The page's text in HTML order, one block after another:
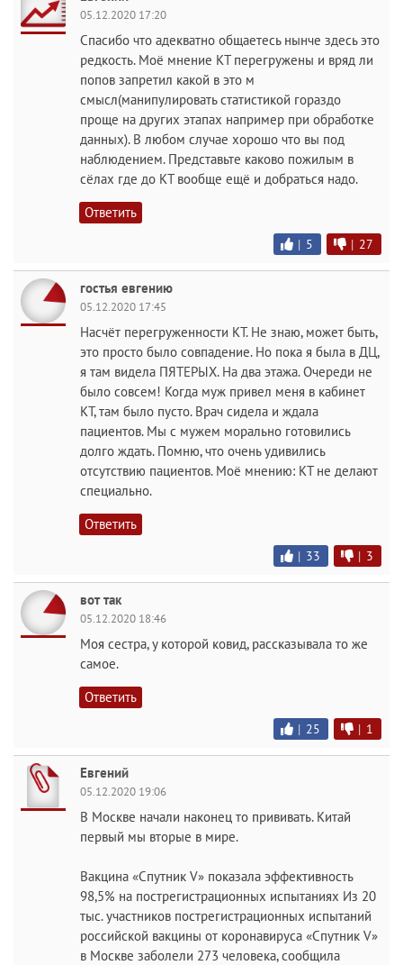
05.12.2020 17:20
Спасибо что адекватно общаетесь нынче здесь это
редкость. Моё мнение КТ перегружены и вряд ли
попов запретил какой в это м
смысл(манипулировать статистикой гораздо
проще на других этапах например при обработке
данных). В любом случае хорошо что вы под
наблюдением. Представьте каково пожилым в
сёлах где до КТ вообще ещё и добраться надо.
Ответить
| 5 | 27
гостья евгению
05.12.2020 17:45
Насчёт перегруженности КТ. Не знаю, может быть,
это просто было совпадение. Но пока я была в ДЦ,
я там видела ПЯТЕРЫХ. На два этажа. Очереди не
было совсем! Когда муж привел меня в кабинет
КТ, там было пусто. Врач сидела и ждала
пациентов. Мы с мужем морально готовились
долго ждать. Помню, что очень удивились
отсутствию пациентов. Моё мнению: КТ не делают
специально.
Ответить
| 33 | 3
вот так
05.12.2020 18:46
Моя сестра, у которой ковид, рассказывала то же
самое.
Ответить
| 25 | 1
Евгений
05.12.2020 19:06
В Москве начали наконец то прививать. Китай
первый мы вторые в мире.
Вакцина «Спутник V» показала эффективность
98,5% на пострегистрационных испытаниях Из 20
тыс. участников пострегистрационных испытаний
российской вакцины от коронавируса «Спутник V»
в Москве заболели 273 человека, сообщила